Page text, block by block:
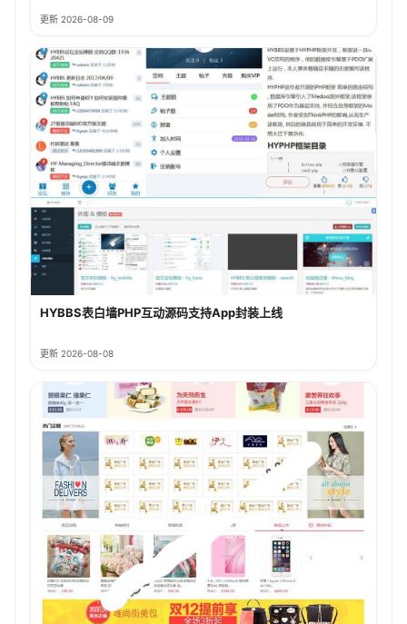
更新 2026-08-09
HYBBS表白墙PHP互动源码支持App封装上线
更新 2026-08-08